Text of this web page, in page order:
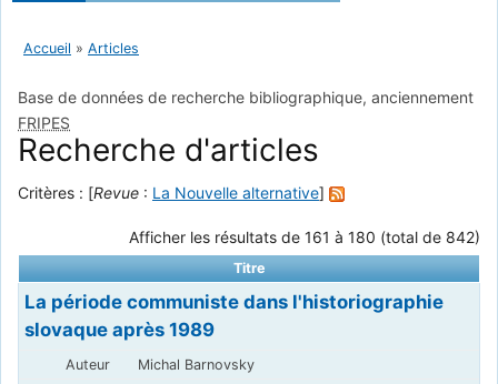
Accueil » Articles
Base de données de recherche bibliographique, anciennement
FRIPES
Recherche d'articles
Critères : [Revue : La Nouvelle alternative]
Afficher les résultats de 161 à 180 (total de 842)
Titre
La période communiste dans l'historiographie
slovaque après 1989
Michal Barnovsky